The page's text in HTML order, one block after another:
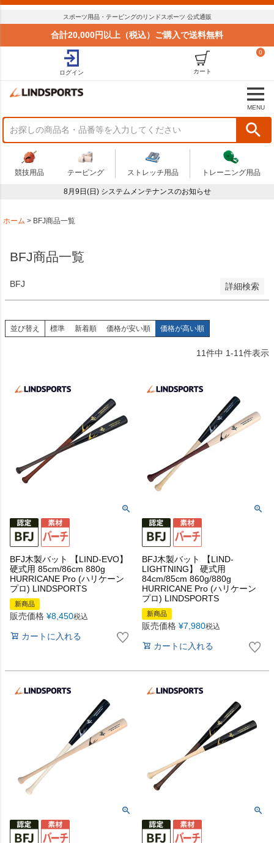
スポーツ用品・テーピングのリンドスポーツ 公式通販
合計20,000円以上（税込）ご購入で送料無料
ログイン
0
カート
MENU
競技用品 テーピング ストレッチ用品 トレーニング用品
8月9日(日) システムメンテナンスのお知らせ
ホーム BFJ商品一覧
BFJ商品一覧
BFJ 詳細検索
標準
新着順
価格が安い順
価格が高い順
セール
まとめてお得
アウトレット
商品番号
並び替え 標準 新着順 価格が安い順 価格が高い順
11件中 1-11件表示
BFJ木製バット 【LIND-EVO】
硬式用 85cm/86cm 880g
HURRICANE Pro (ハリケーン
プロ) LINDSPORTS
新商品
販売価格 ¥8,450税込
カートに入れる
BFJ木製バット 【LIND-
LIGHTNING】 硬式用
84cm/85cm 860g/880g
HURRICANE Pro (ハリケーン
プロ) LINDSPORTS
新商品
販売価格 ¥7,980税込
カートに入れる